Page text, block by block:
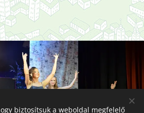
biztosítsuk a weboldal megfelelő